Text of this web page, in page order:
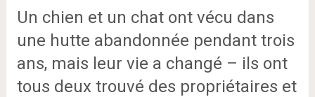
Un chien et un chat ont vécu dans
une hutte abandonnée pendant trois
ans, mais leur vie a changé – ils ont
tous deux trouvé des propriétaires et